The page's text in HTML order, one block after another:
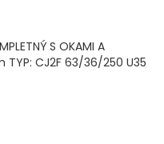
S OKAMI A
TYP: CJ2F 63/36/250 U35